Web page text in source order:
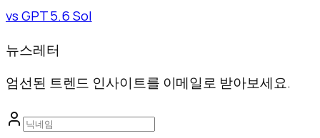
vs GPT 5.6 Sol
뉴스레터
엄선된 트렌드 인사이트를 이메일로 받아보세요.